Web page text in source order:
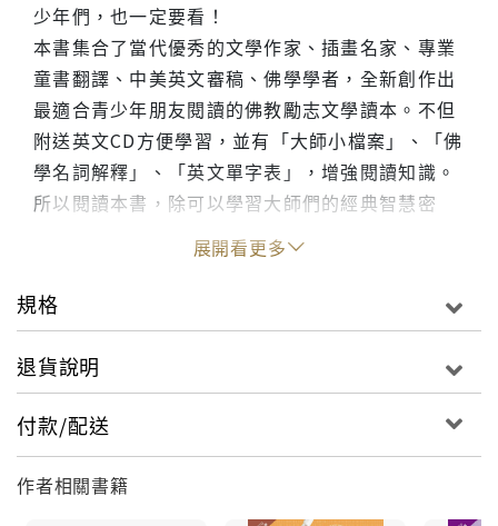
少年們，也一定要看！
本書集合了當代優秀的文學作家、插畫名家、專業
童書翻譯、中美英文審稿、佛學學者，全新創作出
最適合青少年朋友閱讀的佛教勵志文學讀本。不但
附送英文CD方便學習，並有「大師小檔案」、「佛
學名詞解釋」、「英文單字表」，增強閱讀知識。
所以閱讀本書，除可以學習大師們的經典智慧密
碼，還可以提昇中文、英文的語言能力。
最新推書全彩精裝繪本、中英雙語系列書--《大師
密碼》，附ＣＤ，專為國小中高年級、國中青少年
量身訂做，故事精彩、插畫美不勝收、印刷精美，
連大人也愛不釋手。
《大師密碼F》是插畫家高鶯雪的最新力作，嘗試
以蠟筆畫來全新詮釋佛教大師的故事。蠟筆畫是相
展開看更多
規格
退貨說明
付款/配送
作者相關書籍